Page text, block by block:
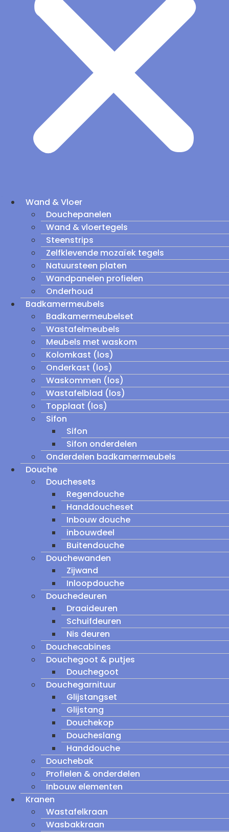
Wand & Vloer
Douchepanelen
Wand & vloertegels
Steenstrips
Zelfklevende mozaïek tegels
Natuursteen platen
Wandpanelen profielen
Onderhoud
Badkamermeubels
Badkamermeubelset
Wastafelmeubels
Meubels met waskom
Kolomkast (los)
Onderkast (los)
Waskommen (los)
Wastafelblad (los)
Topplaat (los)
Sifon
Sifon
Sifon onderdelen
Onderdelen badkamermeubels
Douche
Douchesets
Regendouche
Handdoucheset
Inbouw douche
inbouwdeel
Buitendouche
Douchewanden
Zijwand
Inloopdouche
Douchedeuren
Draaideuren
Schuifdeuren
Nis deuren
Douchecabines
Douchegoot & putjes
Douchegoot
Douchegarnituur
Glijstangset
Glijstang
Douchekop
Doucheslang
Handdouche
Douchebak
Profielen & onderdelen
Inbouw elementen
Kranen
Wastafelkraan
Wasbakkraan